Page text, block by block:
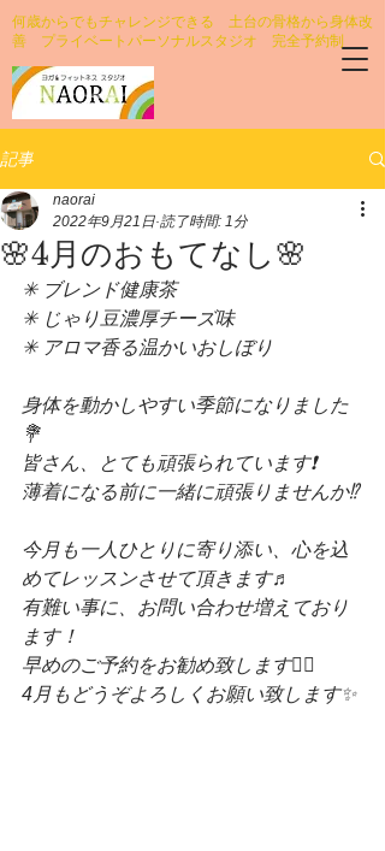
何歳からでもチャレンジできる 土台の骨格から身体改
善 プライベートパーソナルスタジオ 完全予約制
記事
🌸4月のおもてなし🌸
naorai
2022年9月21日 読了時間: 1分
✳︎ ブレンド健康茶
✳︎ じゃり豆濃厚チーズ味
✳︎ アロマ香る温かいおしぼり
身体を動かしやすい季節になりました
💐
皆さん、とても頑張られています❗️
薄着になる前に一緒に頑張りませんか⁉️
今月も一人ひとりに寄り添い、心を込
めてレッスンさせて頂きます♬
有難い事に、お問い合わせ増えており
ます！
早めのご予約をお勧め致します🙇‍♀️
4月もどうぞよろしくお願い致します✨